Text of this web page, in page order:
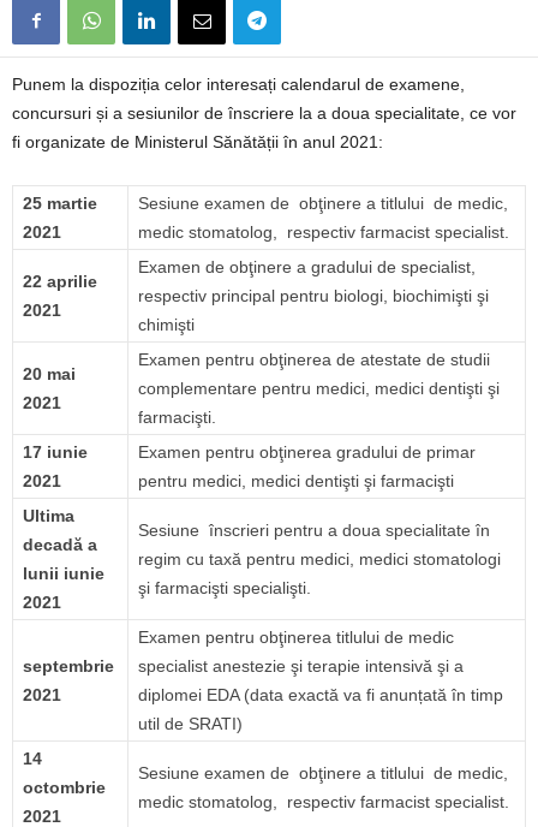
Punem la dispoziția celor interesați calendarul de examene,
concursuri și a sesiunilor de înscriere la a doua specialitate, ce vor
fi organizate de Ministerul Sănătății în anul 2021:
25 martie
2021
Sesiune examen de obţinere a titlului de medic,
medic stomatolog, respectiv farmacist specialist.
22 aprilie
2021
Examen de obţinere a gradului de specialist,
respectiv principal pentru biologi, biochimişti şi
chimişti
20 mai
2021
Examen pentru obţinerea de atestate de studii
complementare pentru medici, medici dentişti şi
farmacişti.
17 iunie
2021
Examen pentru obţinerea gradului de primar
pentru medici, medici dentişti şi farmacişti
Ultima
decadă a
lunii iunie
2021
Sesiune înscrieri pentru a doua specialitate în
regim cu taxă pentru medici, medici stomatologi
şi farmacişti specialişti.
septembrie
2021
Examen pentru obţinerea titlului de medic
specialist anestezie şi terapie intensivă şi a
diplomei EDA (data exactă va fi anunțată în timp
util de SRATI)
14
octombrie
2021
Sesiune examen de obţinere a titlului de medic,
medic stomatolog, respectiv farmacist specialist.